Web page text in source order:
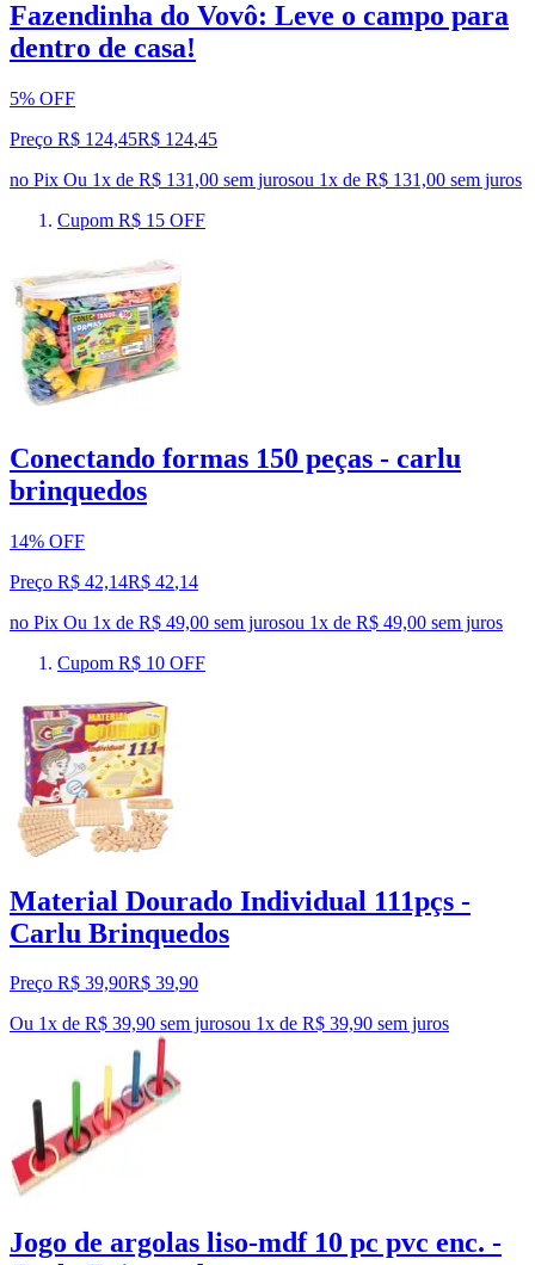
Fazendinha do Vovô: Leve o campo para
dentro de casa!
5% OFF
Preço R$ 124,45R$ 124,45
no Pix Ou 1x de R$ 131,00 sem jurosou 1x de R$ 131,00 sem juros
Cupom R$ 15 OFF
Conectando formas 150 peças - carlu
brinquedos
14% OFF
Preço R$ 42,14R$ 42,14
no Pix Ou 1x de R$ 49,00 sem jurosou 1x de R$ 49,00 sem juros
Cupom R$ 10 OFF
Material Dourado Individual 111pçs -
Carlu Brinquedos
Preço R$ 39,90R$ 39,90
Ou 1x de R$ 39,90 sem jurosou 1x de R$ 39,90 sem juros
Jogo de argolas liso-mdf 10 pc pvc enc. -